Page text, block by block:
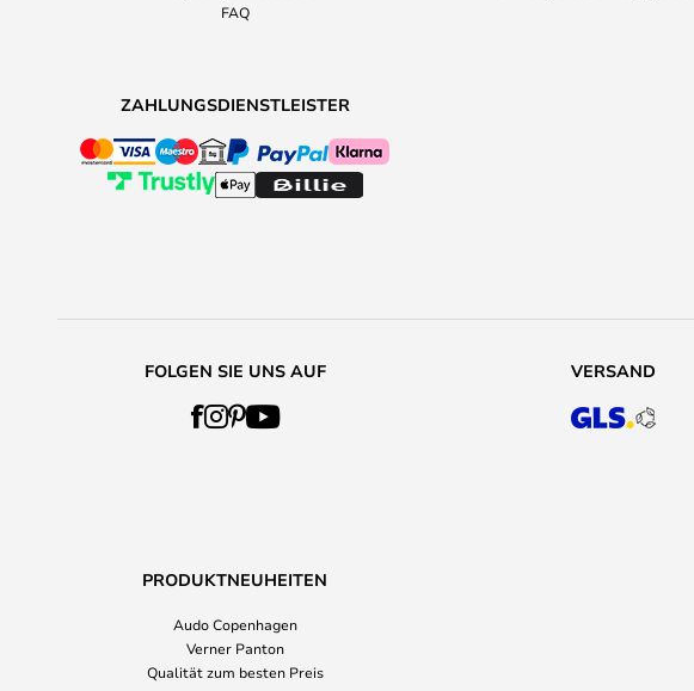
FAQ
ZAHLUNGSDIENSTLEISTER
FOLGEN SIE UNS AUF VERSAND
PRODUKTNEUHEITEN
Audo Copenhagen
Verner Panton
Qualität zum besten Preis